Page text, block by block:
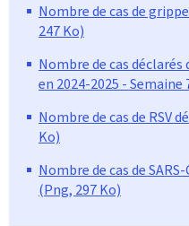
Nombre de cas de
247 Ko)
Nombre de cas déclarés
en 2024-2025 - Semaine
Nombre de cas de RSV
Ko)
Nombre de cas de
(Png, 297 Ko)